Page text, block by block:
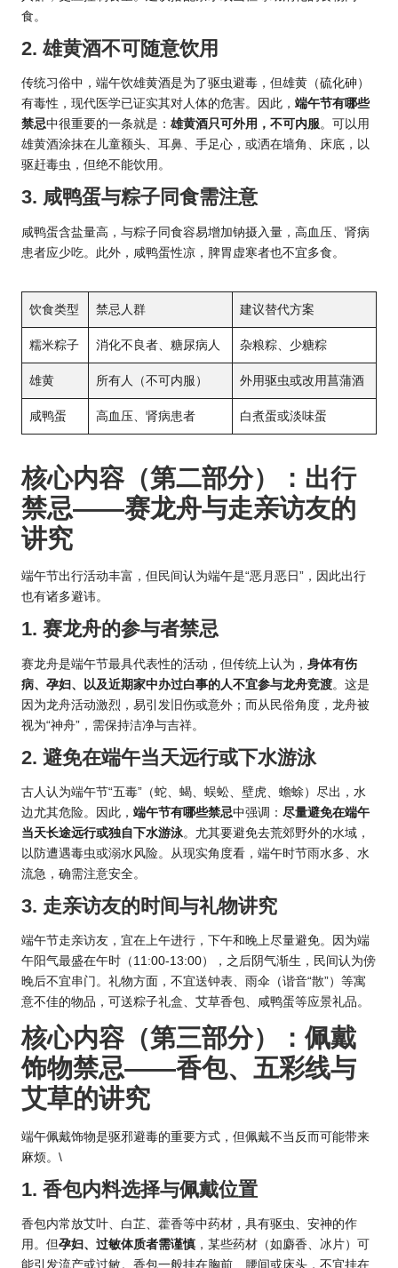
食。
2. 雄黄酒不可随意饮用
传统习俗中，端午饮雄黄酒是为了驱虫避毒，但雄黄（硫化砷）
有毒性，现代医学已证实其对人体的危害。因此， 端午节有哪些
禁忌中很重要的一条就是： 雄黄酒只可外用，不可内服。可以用
雄黄酒涂抹在儿童额头、耳鼻、手足心，或洒在墙角、床底，以
驱赶毒虫，但绝不能饮用。
3. 咸鸭蛋与粽子同食需注意
咸鸭蛋含盐量高，与粽子同食容易增加钠摄入量，高血压、肾病
患者应少吃。此外，咸鸭蛋性凉，脾胃虚寒者也不宜多食。
饮食类型 禁忌人群 建议替代方案
糯米粽子 消化不良者、糖尿病人 杂粮粽、少糖粽
雄黄 所有人（不可内服） 外用驱虫或改用菖蒲酒
咸鸭蛋 高血压、肾病患者 白煮蛋或淡味蛋
核心内容（第二部分）：出行
禁忌——赛龙舟与走亲访友的
讲究
端午节出行活动丰富，但民间认为端午是“恶月恶日”，因此出行
也有诸多避讳。
1. 赛龙舟的参与者禁忌
赛龙舟是端午节最具代表性的活动，但传统上认为， 身体有伤
病、孕妇、以及近期家中办过白事的人不宜参与龙舟竞渡。这是
因为龙舟活动激烈，易引发旧伤或意外；而从民俗角度，龙舟被
视为“神舟”，需保持洁净与吉祥。
2. 避免在端午当天远行或下水游泳
古人认为端午节“五毒”（蛇、蝎、蜈蚣、壁虎、蟾蜍）尽出，水
边尤其危险。因此， 端午节有哪些禁忌中强调： 尽量避免在端午
当天长途远行或独自下水游泳。尤其要避免去荒郊野外的水域，
以防遭遇毒虫或溺水风险。从现实角度看，端午时节雨水多、水
流急，确需注意安全。
3. 走亲访友的时间与礼物讲究
端午节走亲访友，宜在上午进行，下午和晚上尽量避免。因为端
午阳气最盛在午时（11:00-13:00），之后阴气渐生，民间认为傍
晚后不宜串门。礼物方面，不宜送钟表、雨伞（谐音“散”）等寓
意不佳的物品，可送粽子礼盒、艾草香包、咸鸭蛋等应景礼品。
核心内容（第三部分）：佩戴
饰物禁忌——香包、五彩线与
艾草的讲究
端午佩戴饰物是驱邪避毒的重要方式，但佩戴不当反而可能带来
麻烦。\
1. 香包内料选择与佩戴位置
香包内常放艾叶、白芷、藿香等中药材，具有驱虫、安神的作
用。但孕妇、过敏体质者需谨慎 ，某些药材（如麝香、冰片）可
能引发流产或过敏。香包一般挂在胸前、腰间或床头，不宜挂在